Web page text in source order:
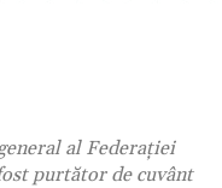
al Federației
purtător de cuvânt